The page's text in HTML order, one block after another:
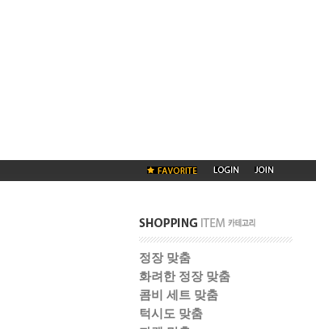
정장 맞춤
화려한 정장 맞춤
콤비 세트 맞춤
턱시도 맞춤